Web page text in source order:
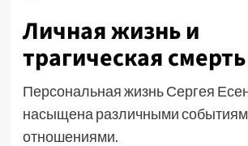
Личная жизнь и
трагическая смерть
Персональная жизнь Сергея
насыщена различными
отношениями.